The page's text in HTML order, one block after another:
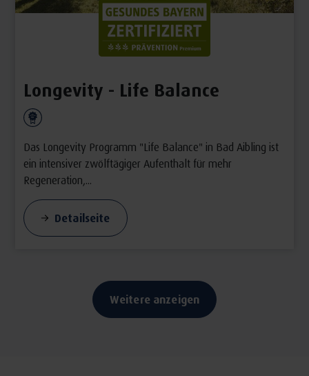
Longevity - Life Balance
Das Longevity Programm "Life Balance" in Bad Aibling ist
ein intensiver zwölftägiger Aufenthalt für mehr
Regeneration,...
Detailseite
Weitere anzeigen